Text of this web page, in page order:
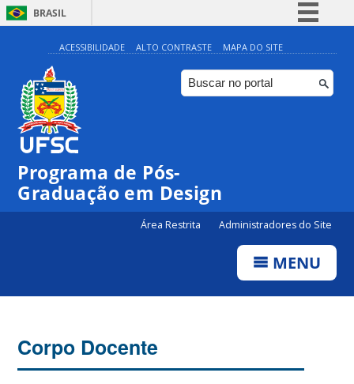
BRASIL
Simplifique!
Comunica BR
Participe
ACESSIBILIDADE ALTO CONTRASTE MAPA DO SITE
Programa de Pós-
Graduação em Design
Área Restrita Administradores do Site
MENU
Corpo Docente